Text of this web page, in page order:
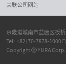
关联公司网站
京畿道城南市盆唐区板
Tel : +82) 70-7878-1000
Copyright ⓒ YURA